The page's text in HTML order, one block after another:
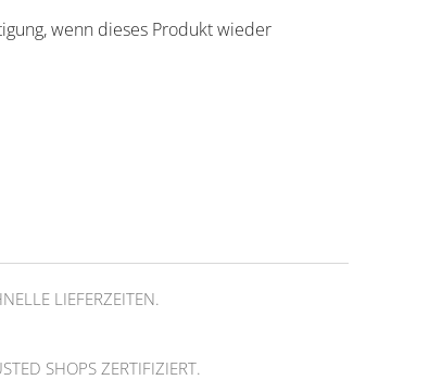
wenn dieses Produkt wieder
LIEFERZEITEN.
SHOPS ZERTIFIZIERT.